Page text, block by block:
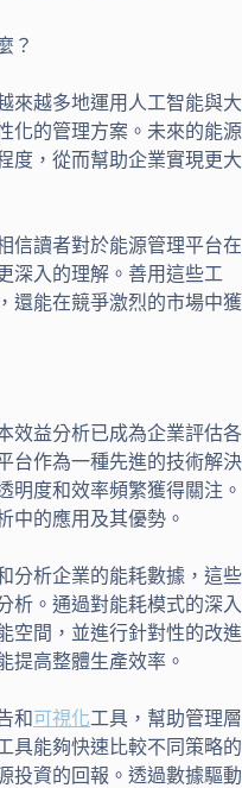
？
來越多地運用人工智能與大
化的管理方案。未來的能源
度，從而幫助企業實現更大
信讀者對於能源管理平台在
深入的理解。善用這些工
還能在競爭激烈的市場中獲
效益分析已成為企業評估各
台作為一種先進的技術解決
明度和效率頻繁獲得關注。
中的應用及其優勢。
分析企業的能耗數據，這些
析。通過對能耗模式的深入
空間，並進行針對性的改進
提高整體生產效率。
和可視化工具，幫助管理層
具能夠快速比較不同策略的
投資的回報。透過數據驅動